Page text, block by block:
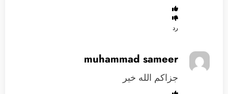
رد
muhammad sameer
جزاكم الله خير